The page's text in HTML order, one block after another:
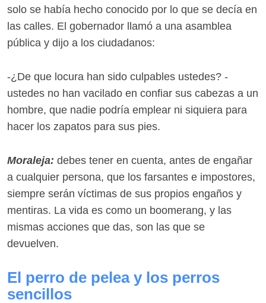
solo se había hecho conocido por lo que se decía en
las calles. El gobernador llamó a una asamblea
pública y dijo a los ciudadanos:
-¿De que locura han sido culpables ustedes? -
ustedes no han vacilado en confiar sus cabezas a un
hombre, que nadie podría emplear ni siquiera para
hacer los zapatos para sus pies.
Moraleja: debes tener en cuenta, antes de engañar
a cualquier persona, que los farsantes e impostores,
siempre serán víctimas de sus propios engaños y
mentiras. La vida es como un boomerang, y las
mismas acciones que das, son las que se
devuelven.
El perro de pelea y los perros
sencillos